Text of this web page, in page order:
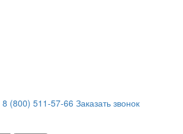
8 (800) 511-57-66 Заказать звонок